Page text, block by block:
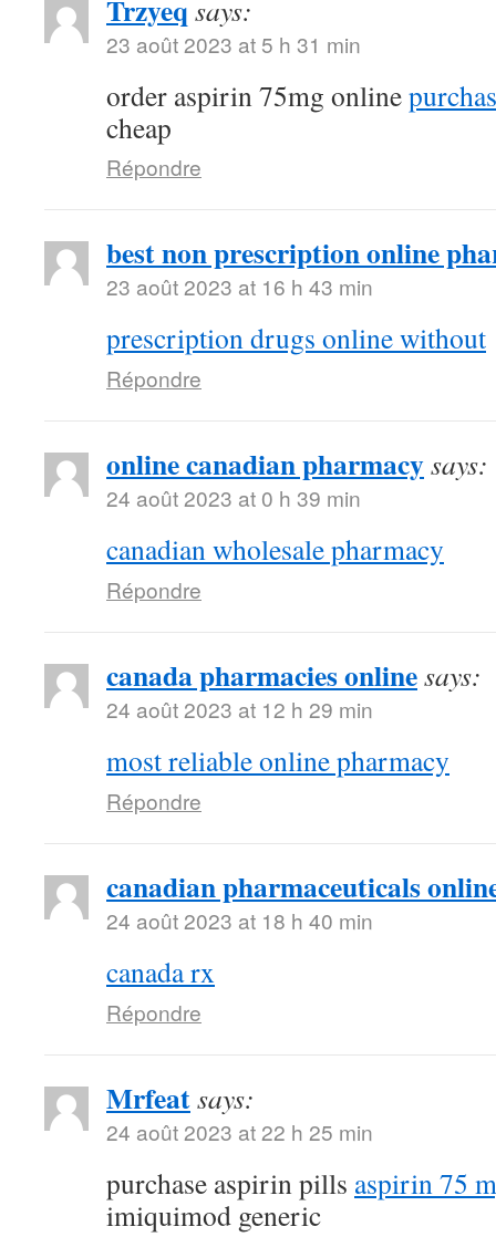
Trzyeq says:
23 août 2023 at 5 h 31 min
order aspirin 75mg online
cheap
Répondre
best non prescription online
23 août 2023 at 16 h 43 min
prescription drugs online without
Répondre
online canadian pharmacysays:
24 août 2023 at 0 h 39 min
canadian wholesale pharmacy
Répondre
canada pharmacies onlinesays:
24 août 2023 at 12 h 29 min
most reliable online pharmacy
Répondre
canadian pharmaceuticals
24 août 2023 at 18 h 40 min
canada rx
Répondre
Mrfeatsays:
24 août 2023 at 22 h 25 min
purchase aspirin pills aspirin 75
imiquimod generic